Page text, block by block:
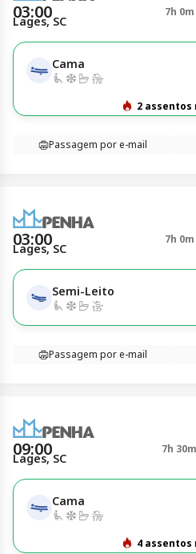
03:00 7h 0m
Lages, SC
Cama
2 assentos
Passagem por e-mail
03:00 7h 0m
Lages, SC
Semi-Leito
Passagem por e-mail
09:00 7h 30m
Lages, SC
Cama
4 assentos